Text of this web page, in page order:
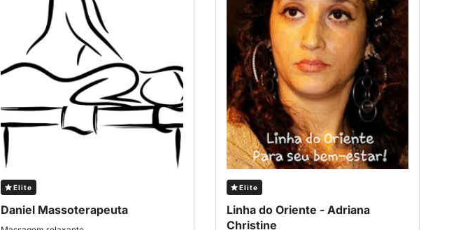
Elite
Daniel Massoterapeuta
Elite
Linha do Oriente - Adriana
Christine